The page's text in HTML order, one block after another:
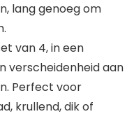
lang genoeg om
van 4, in een
verscheidenheid aan
Perfect voor
krullend, dik of